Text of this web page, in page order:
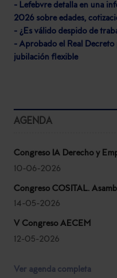
- Lefebvre detalla en una
2026 sobre edades,
- ¿Es válido despido de
- Aprobado el Real
jubilación flexible
AGENDA
Congreso IA Derecho y
10-06-2026
Congreso COSITAL.
14-05-2026
V Congreso AECEM
12-05-2026
Ver agenda completa